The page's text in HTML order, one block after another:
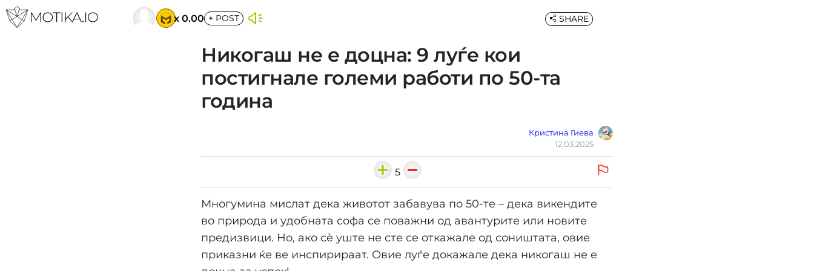
x 0.00 + POST
Никогаш не е доцна: 9 луѓе кои
постигнале големи работи по 50-та
година
Кристина Гиева
12.03.2025
SHARE
5
Многумина мислат дека животот забавува по 50-те – дека викендите
во природа и удобната софа се поважни од авантурите или новите
предизвици. Но, ако сè уште не сте се откажале од соништата, овие
приказни ќе ве инспирираат. Овие луѓе докажале дека никогаш не е